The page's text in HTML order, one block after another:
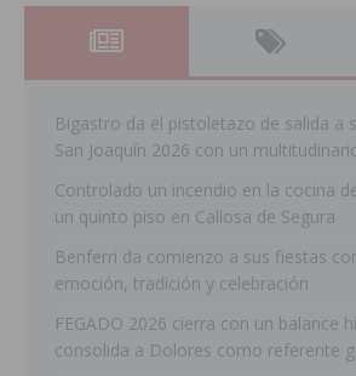
Bigastro da el pistoletazo de salida a
San Joaquín 2026 con un
Controlado un incendio en la cocina
un quinto piso en Callosa de Segura
Benferri da comienzo a sus fiestas
emoción, tradición y celebración
FEGADO 2026 cierra con un balance
consolida a Dolores como referente